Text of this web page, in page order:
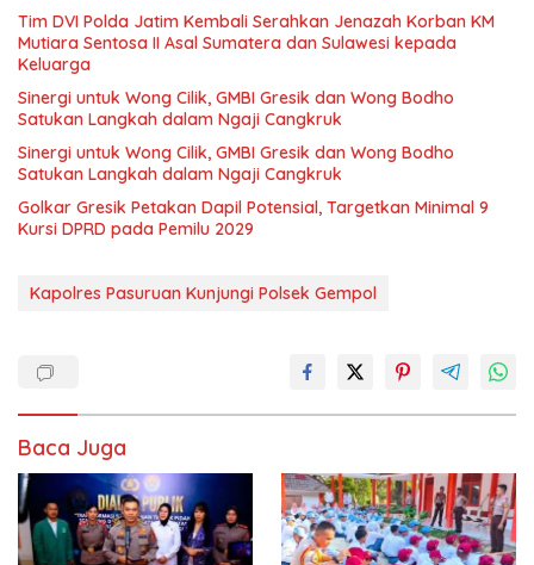
Tim DVI Polda Jatim Kembali Serahkan Jenazah Korban KM
Mutiara Sentosa II Asal Sumatera dan Sulawesi kepada
Keluarga
Sinergi untuk Wong Cilik, GMBI Gresik dan Wong Bodho
Satukan Langkah dalam Ngaji Cangkruk
Sinergi untuk Wong Cilik, GMBI Gresik dan Wong Bodho
Satukan Langkah dalam Ngaji Cangkruk
Golkar Gresik Petakan Dapil Potensial, Targetkan Minimal 9
Kursi DPRD pada Pemilu 2029
Kapolres Pasuruan Kunjungi Polsek Gempol
Baca Juga